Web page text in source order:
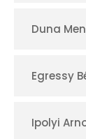
Duna
Egressy
Ipolyi